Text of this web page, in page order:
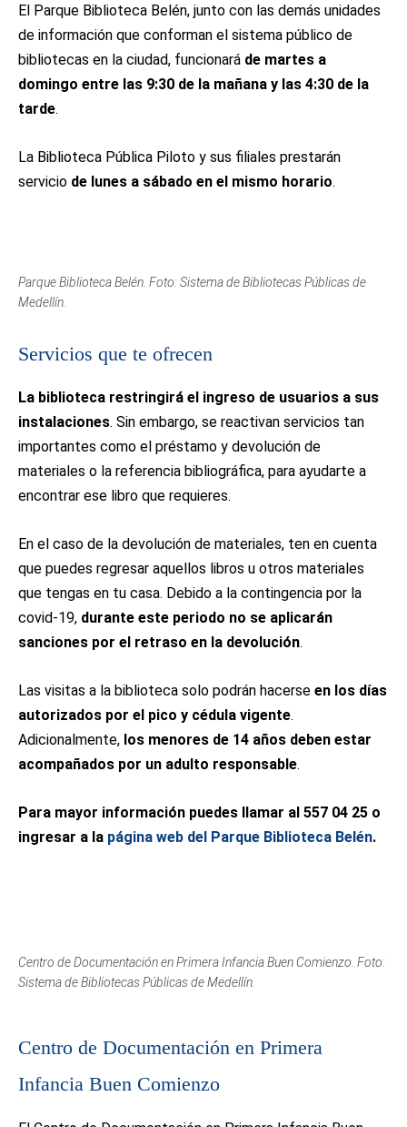
El Parque Biblioteca Belén, junto con las demás unidades
de información que conforman el sistema público de
bibliotecas en la ciudad, funcionará de martes a
domingo entre las 9:30 de la mañana y las 4:30 de la
tarde.
La Biblioteca Pública Piloto y sus filiales prestarán
servicio de lunes a sábado en el mismo horario.
Parque Biblioteca Belén. Foto: Sistema de Bibliotecas Públicas de
Medellín.
Servicios que te ofrecen
La biblioteca restringirá el ingreso de usuarios a sus
instalaciones. Sin embargo, se reactivan servicios tan
importantes como el préstamo y devolución de
materiales o la referencia bibliográfica, para ayudarte a
encontrar ese libro que requieres.
En el caso de la devolución de materiales, ten en cuenta
que puedes regresar aquellos libros u otros materiales
que tengas en tu casa. Debido a la contingencia por la
covid-19, durante este periodo no se aplicarán
sanciones por el retraso en la devolución.
Las visitas a la biblioteca solo podrán hacerse en los días
autorizados por el pico y cédula vigente.
Adicionalmente, los menores de 14 años deben estar
acompañados por un adulto responsable.
Para mayor información puedes llamar al 557 04 25 o
ingresar a la página web del Parque Biblioteca Belén.
Centro de Documentación en Primera Infancia Buen Comienzo. Foto:
Sistema de Bibliotecas Públicas de Medellín.
Centro de Documentación en Primera
Infancia Buen Comienzo